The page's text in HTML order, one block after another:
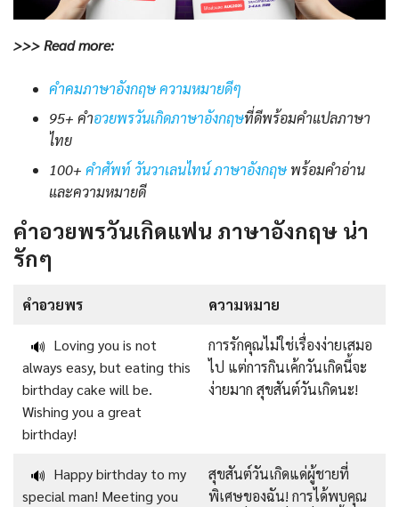
>>> Read more:
คําคมภาษาอังกฤษ ความหมายดีๆ
95+ คำอวยพรวันเกิดภาษาอังกฤษที่ดีพร้อมคำแปลภาษา
ไทย
100+ คําศัพท์ วันวาเลนไทน์ ภาษาอังกฤษพร้อมคําอ่าน
และความหมายดี
คําอวยพรวันเกิดแฟน ภาษาอังกฤษ น่า
รักๆ
คําอวยพร ความหมาย
🔊 Loving you is not
always easy, but eating this
birthday cake will be.
Wishing you a great
birthday!
การรักคุณไม่ใช่เรื่องง่ายเสมอ
ไป แต่การกินเค้กวันเกิดนี้จะ
ง่ายมาก สุขสันต์วันเกิดนะ!
🔊 Happy birthday to my
special man! Meeting you
สุขสันต์วันเกิดแด่ผู้ชายที่
พิเศษของฉัน! การได้พบคุณ